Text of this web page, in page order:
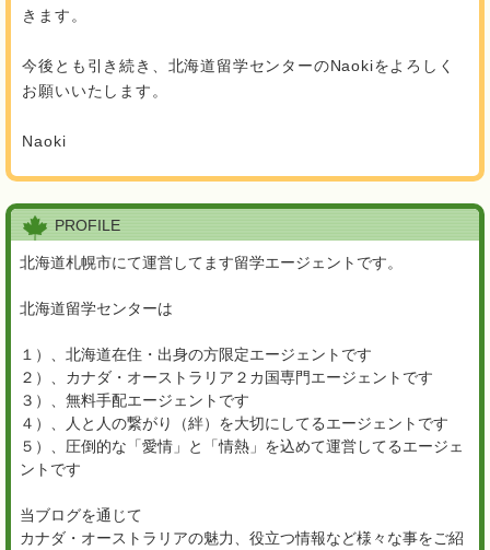
きます。
今後とも引き続き、北海道留学センターのNaokiをよろしく
お願いいたします。
Naoki
PROFILE
北海道札幌市にて運営してます留学エージェントです。
北海道留学センターは
１）、北海道在住・出身の方限定エージェントです
２）、カナダ・オーストラリア２カ国専門エージェントです
３）、無料手配エージェントです
４）、人と人の繋がり（絆）を大切にしてるエージェントです
５）、圧倒的な「愛情」と「情熱」を込めて運営してるエージェ
ントです
当ブログを通じて
カナダ・オーストラリアの魅力、役立つ情報など様々な事をご紹